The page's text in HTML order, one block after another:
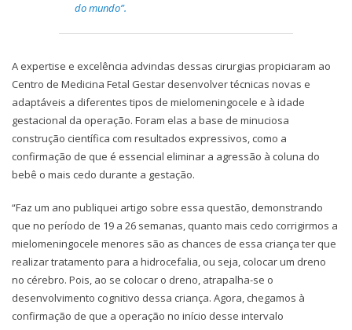
do mundo”.
A expertise e excelência advindas dessas cirurgias propiciaram ao
Centro de Medicina Fetal Gestar desenvolver técnicas novas e
adaptáveis a diferentes tipos de mielomeningocele e à idade
gestacional da operação. Foram elas a base de minuciosa
construção científica com resultados expressivos, como a
confirmação de que é essencial eliminar a agressão à coluna do
bebê o mais cedo durante a gestação.
“Faz um ano publiquei artigo sobre essa questão, demonstrando
que no período de 19 a 26 semanas, quanto mais cedo corrigirmos a
mielomeningocele menores são as chances de essa criança ter que
realizar tratamento para a hidrocefalia, ou seja, colocar um dreno
no cérebro. Pois, ao se colocar o dreno, atrapalha-se o
desenvolvimento cognitivo dessa criança. Agora, chegamos à
confirmação de que a operação no início desse intervalo